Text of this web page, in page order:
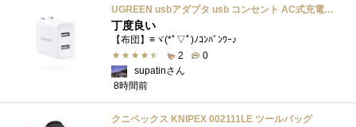
UGREEN usbアダプタ usb コンセント AC式充電器 3.1A PSE認証済み 折りたたみ式プラグ 2ポート
丁度良い
【布団】≡ヾ(*ﾟ▽ﾟ)ﾉｺﾝﾊﾞﾝﾜｰ♪
2
0
supatinさん
8時間前
クニペックス KNIPEX 002111LE ツールバッグ